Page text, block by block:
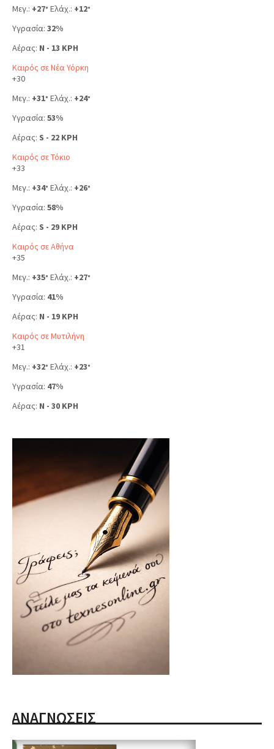
Μεγ.: +27° Ελάχ.: +12°
Υγρασία: 32%
Αέρας: N - 13 KPH
Καιρός σε Νέα Υόρκη
+30
Μεγ.: +31° Ελάχ.: +24°
Υγρασία: 53%
Αέρας: S - 22 KPH
Καιρός σε Τόκιο
+33
Μεγ.: +34° Ελάχ.: +26°
Υγρασία: 58%
Αέρας: S - 29 KPH
Καιρός σε Αθήνα
+35
Μεγ.: +35° Ελάχ.: +27°
Υγρασία: 41%
Αέρας: N - 19 KPH
Καιρός σε Μυτιλήνη
+31
Μεγ.: +32° Ελάχ.: +23°
Υγρασία: 47%
Αέρας: N - 30 KPH
ΑΝΑΓΝΩΣΕΙΣ